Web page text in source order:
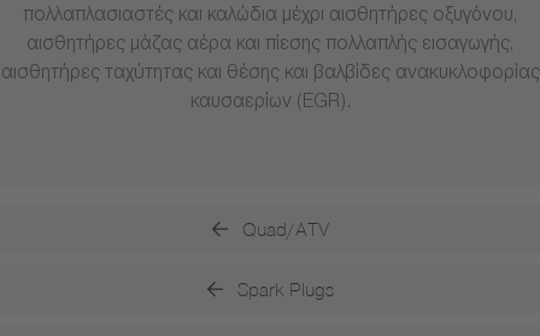
πολλαπλασιαστές και καλώδια μέχρι αισθητήρες οξυγόνου,
αισθητήρες μάζας αέρα και πίεσης πολλαπλής εισαγωγής,
αισθητήρες ταχύτητας και θέσης και βαλβίδες ανακυκλοφορίας
καυσαερίων (EGR).
Quad/ATV
Spark Plugs